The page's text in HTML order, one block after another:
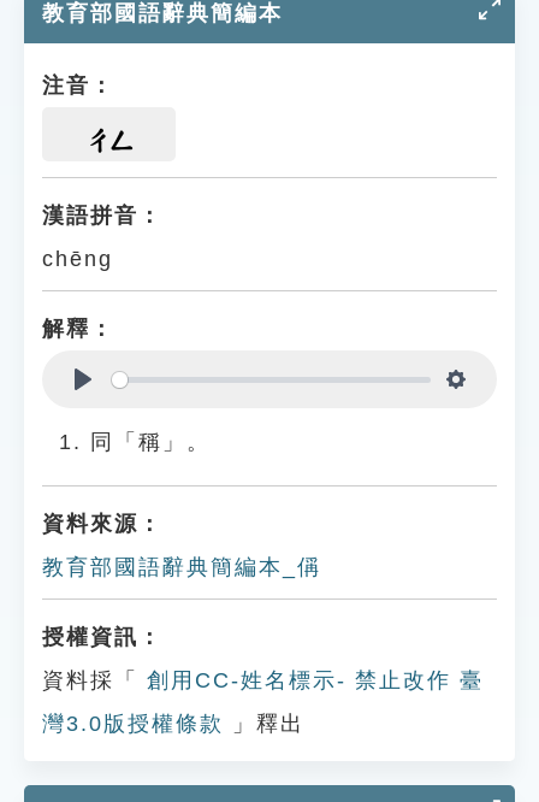
教育部國語辭典簡編本
注音：
ㄔㄥ
漢語拼音：
chēng
解釋：
同「稱」。
資料來源：
教育部國語辭典簡編本_偁
授權資訊：
資料採「
創用CC-姓名標示- 禁止改作 臺
灣3.0版授權條款
」釋出